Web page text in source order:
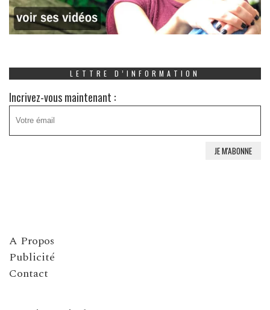
LETTRE D’INFORMATION
Incrivez-vous maintenant :
A Propos
Publicité
Contact